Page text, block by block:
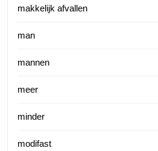
makkelijk afvallen
man
mannen
meer
minder
modifast